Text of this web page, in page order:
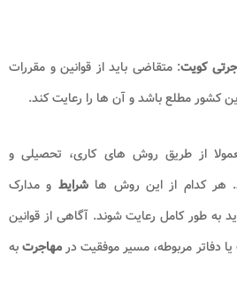
کویت: متقاضی باید از قوانین و مقررات
کشور مطلع باشد و آن ها را رعایت کند.
از طریق روش های کاری، تحصیلی و
هر کدام از این روش هاشرایط و مدارک
به طور کامل رعایت شوند. آگاهی از قوانین
دفاتر مربوطه، مسیر موفقیت درمهاجرتبه